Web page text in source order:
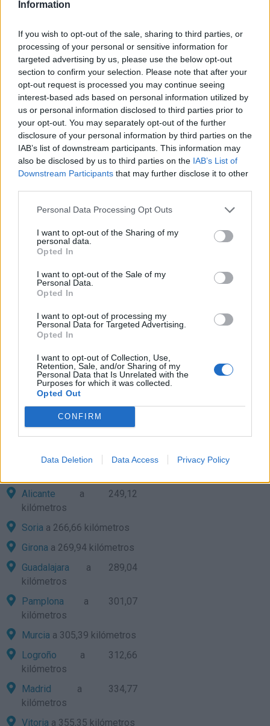
Information
If you wish to opt-out of the sale, sharing to third parties, or
processing of your personal or sensitive information for
targeted advertising by us, please use the below opt-out
section to confirm your selection. Please note that after your
opt-out request is processed you may continue seeing
interest-based ads based on personal information utilized by
us or personal information disclosed to third parties prior to
your opt-out. You may separately opt-out of the further
disclosure of your personal information by third parties on the
IAB’s list of downstream participants. This information may
also be disclosed by us to third parties on the IAB’s List of
Downstream Participants that may further disclose it to other
Personal Data Processing Opt Outs
I want to opt-out of the Sharing of my
personal data.
Opted In
I want to opt-out of the Sale of my
Personal Data.
Opted In
I want to opt-out of processing my
Personal Data for Targeted Advertising.
Opted In
I want to opt-out of Collection, Use,
Retention, Sale, and/or Sharing of my
Personal Data that Is Unrelated with the
Purposes for which it was collected.
Opted Out
CONFIRM
Data Deletion Data Access Privacy Policy
Sant Mateu
Càlig
a 10,34 kilómetros
Rossella 11,67 kilómetros
Salzadellaa 12,37
kilómetros
San Rafael del Ríoa 13,07
kilómetros
Castellón a 63,55
kilómetros
a 116,58 kilómetros
Lleidaa 126,39 kilómetros
Valenciaa 127,73
kilómetros
Zaragozaa 158,48
Barcelonaa 188,13
kilómetros
Huescaa 189,17
kilómetros
Cuencaa 208,25
kilómetros
Palma de Mallorcaa
229,46 kilómetros
Albacete a 246,95
Alicante a 249,12
kilómetros
Soria a 266,66 kilómetros
Girona a 269,94 kilómetros
Guadalajara a 289,04
kilómetros
Pamplona a 301,07
kilómetros
Murcia a 305,39 kilómetros
Logroño a 312,66
kilómetros
Madrid a 334,77
kilómetros
Vitoria a 355,35 kilómetros
gasolina en Jana